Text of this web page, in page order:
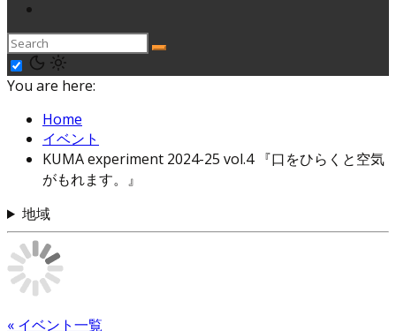
You are here:
Home
イベント
KUMA experiment 2024-25 vol.4 『口をひらくと空気
がもれます。』
地域
« イベント一覧